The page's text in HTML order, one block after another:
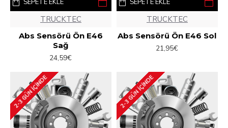
TRUCKTEC
Abs Sensörü Ön E46
Sağ
24,59€
SEPETE EKLE
TRUCKTEC
Abs Sensörü Ön E46 Sol
21,95€
SEPETE EKLE
2-3 GÜN IÇINDE 2-3 GÜN IÇINDE